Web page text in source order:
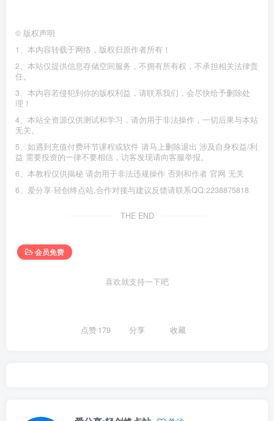
------本页内容已结束，喜欢请分享------
感谢您的来访，获取更多精彩文章请收藏本站。
1、本内容转载于网络，版权归原作者所有！
2、本站仅提供信息存储空间服务，不拥有所有权，不承担相关法律责
3、本内容若侵犯到你的版权利益，请联系我们，会尽快给予删除处